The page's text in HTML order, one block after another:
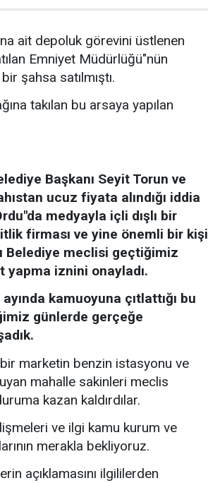
ait depoluk görevini üstlenen
Emniyet Müdürlüğü"nün
şahsa satılmıştı.
takılan bu arsaya yapılan
Başkanı Seyit Torun ve
ucuz fiyata alındığı iddia
medyayla içli dışlı bir
firması ve yine önemli bir kişi
meclisi geçtiğimiz
iznini onayladı.
kamuoyuna çıtlattığı bu
günlerde gerçeğe
bir marketin benzin istasyonu ve
mahalle sakinleri meclis
kazan kaldırdılar.
ve ilgi kamu kurum ve
merakla bekliyoruz.
açıklamasını ilgililerden